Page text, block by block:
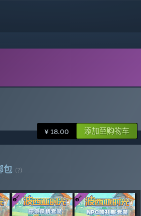
¥ 18.00 添加至购物车
包 (?)